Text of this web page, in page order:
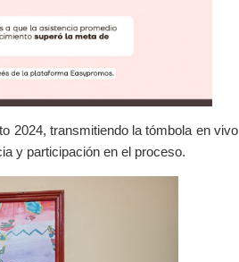
2024, transmitiendo la tómbola en vivo
y participación en el proceso.